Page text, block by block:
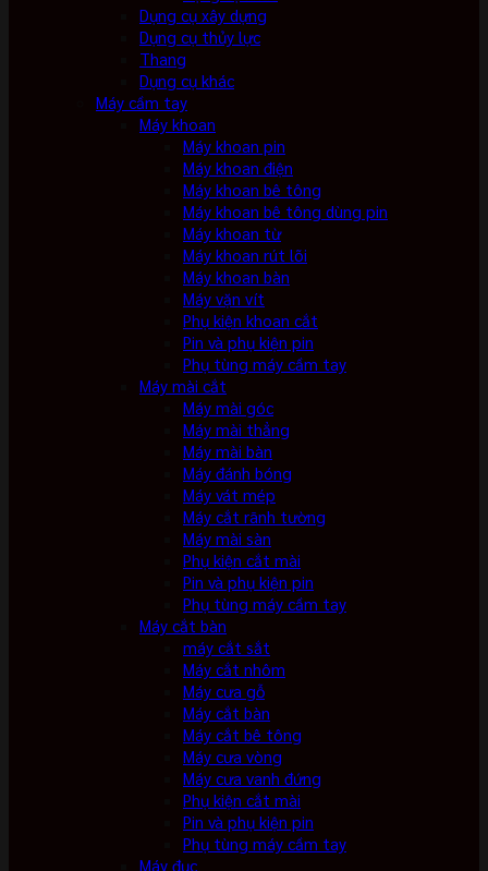
Dụng cụ xây dựng
Dụng cụ thủy lực
Thang
Dụng cụ khác
Máy cầm tay
Máy khoan
Máy khoan pin
Máy khoan điện
Máy khoan bê tông
Máy khoan bê tông dùng pin
Máy khoan từ
Máy khoan rút lõi
Máy khoan bàn
Máy vặn vít
Phụ kiện khoan cắt
Pin và phụ kiện pin
Phụ tùng máy cầm tay
Máy mài cắt
Máy mài góc
Máy mài thẳng
Máy mài bàn
Máy đánh bóng
Máy vát mép
Máy cắt rãnh tường
Máy mài sàn
Phụ kiện cắt mài
Pin và phụ kiện pin
Phụ tùng máy cầm tay
Máy cắt bàn
máy cắt sắt
Máy cắt nhôm
Máy cưa gỗ
Máy cắt bàn
Máy cắt bê tông
Máy cưa vòng
Máy cưa vanh đứng
Phụ kiện cắt mài
Pin và phụ kiện pin
Phụ tùng máy cầm tay
Máy đục